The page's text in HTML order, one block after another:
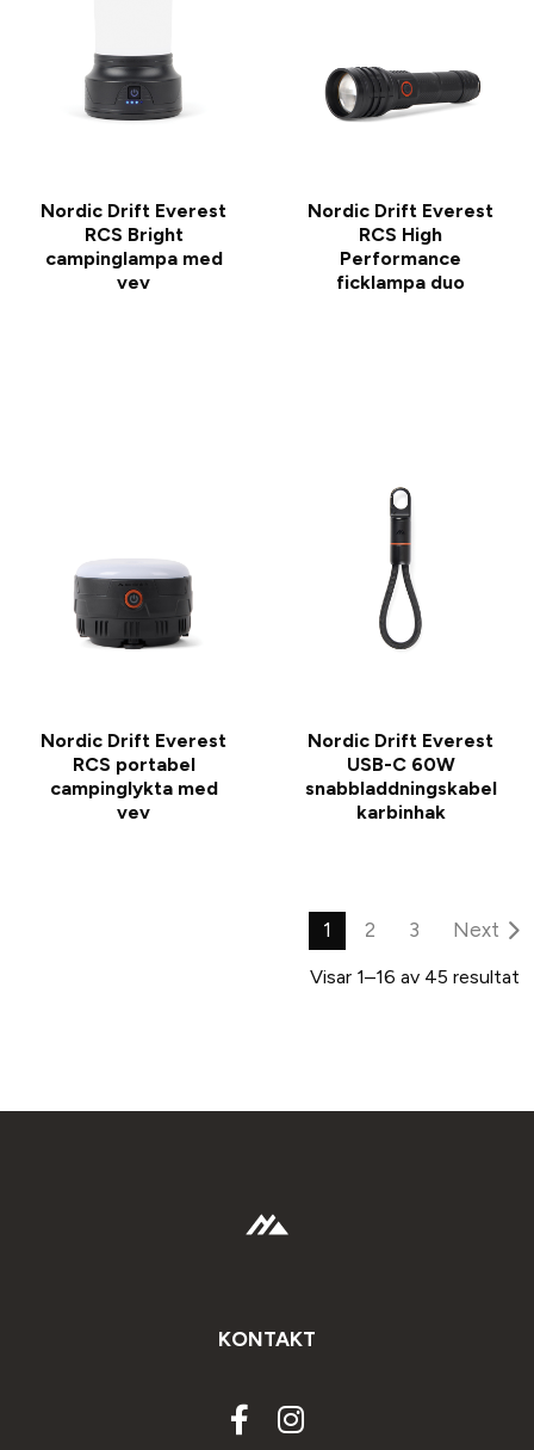
Nordic Drift Everest
RCS Bright
campinglampa med
vev
Nordic Drift Everest
RCS High
Performance
ficklampa duo
Nordic Drift Everest
RCS portabel
campinglykta med
vev
Nordic Drift Everest
USB-C 60W
snabbladdningskabel
karbinhak
1 2 3 Next
Visar 1–16 av 45 resultat
KONTAKT